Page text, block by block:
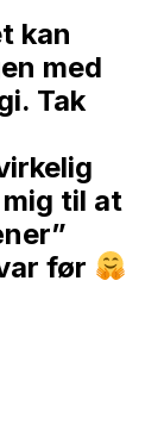
kan
med
Tak
til at
før